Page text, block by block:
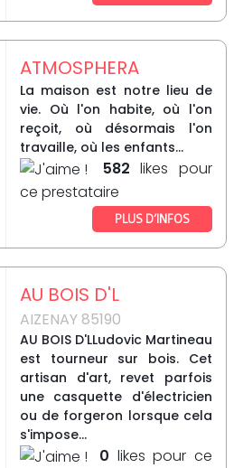
ATMOSPHERA
La maison est notre lieu de
vie. Où l'on habite, où l'on
reçoit, où désormais l'on
travaille, où les enfants...
582 likes pour
ce prestataire
PLUS D’INFOS
AU BOIS D'L
AIZENAY 85190
AU BOIS D'LLudovic Martineau
est tourneur sur bois. Cet
artisan d'art, revet parfois
une casquette d'électricien
ou de forgeron lorsque cela
s'impose...
0 likes pour ce